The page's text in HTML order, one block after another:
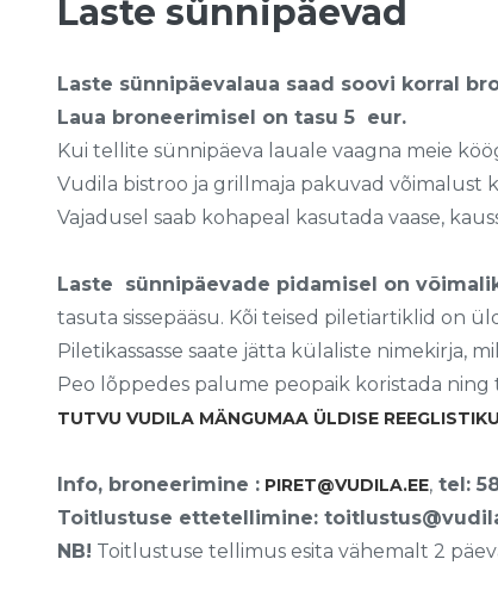
Laste sünnipäevad
Laste sünnipäevalaua saad soovi korral
Laua broneerimisel on tasu 5 eur.
Kui tellite sünnipäeva lauale vaagna meie
Vudila bistroo ja grillmaja pakuvad võimalust
Vajadusel saab kohapeal kasutada vaase,
Laste sünnipäevade pidamisel on
tasuta sissepääsu. Kõi teised piletiartiklid on
Piletikassasse saate jätta külaliste nimekirja,
Peo lõppedes palume peopaik koristada
TUTVU VUDILA MÄNGUMAA ÜLDISE
Info, broneerimine : PIRET@VUDILA.EE, tel:
Toitlustuse ettetellimine:
NB! Toitlustuse tellimus esita vähemalt 2